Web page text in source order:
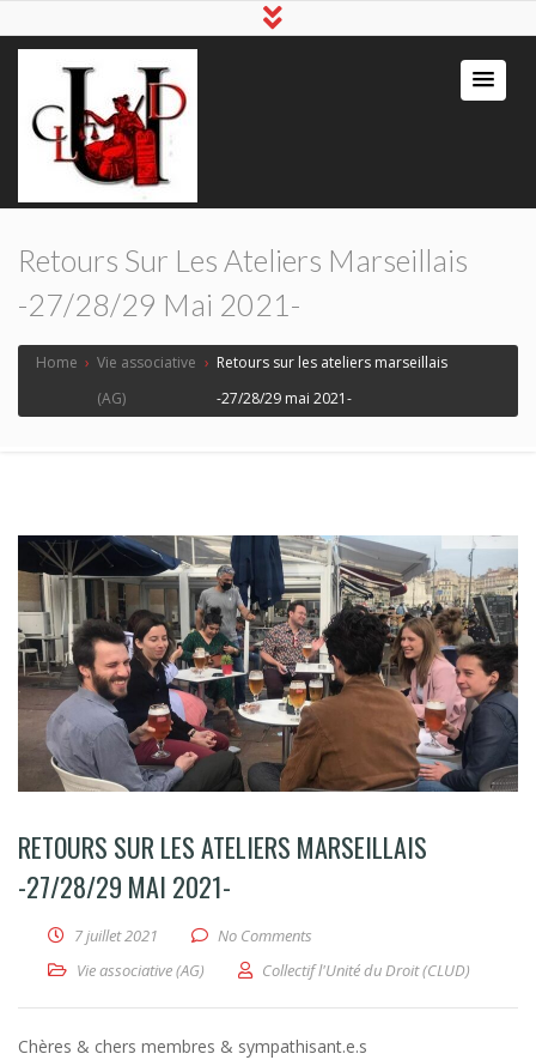
Retours Sur Les Ateliers Marseillais
-27/28/29 Mai 2021-
Home › Vie associative
(AG)
› Retours sur les ateliers marseillais
-27/28/29 mai 2021-
RETOURS SUR LES ATELIERS MARSEILLAIS
-27/28/29 MAI 2021-
7 juillet 2021
No Comments
Vie associative (AG)
Collectif l'Unité du Droit (CLUD)
Chères & chers membres & sympathisant.e.s